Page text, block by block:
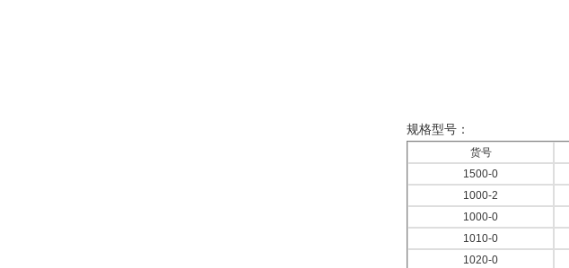
规格型号：
货号
1500-0
1000-2
1000-0
1010-0
1020-0